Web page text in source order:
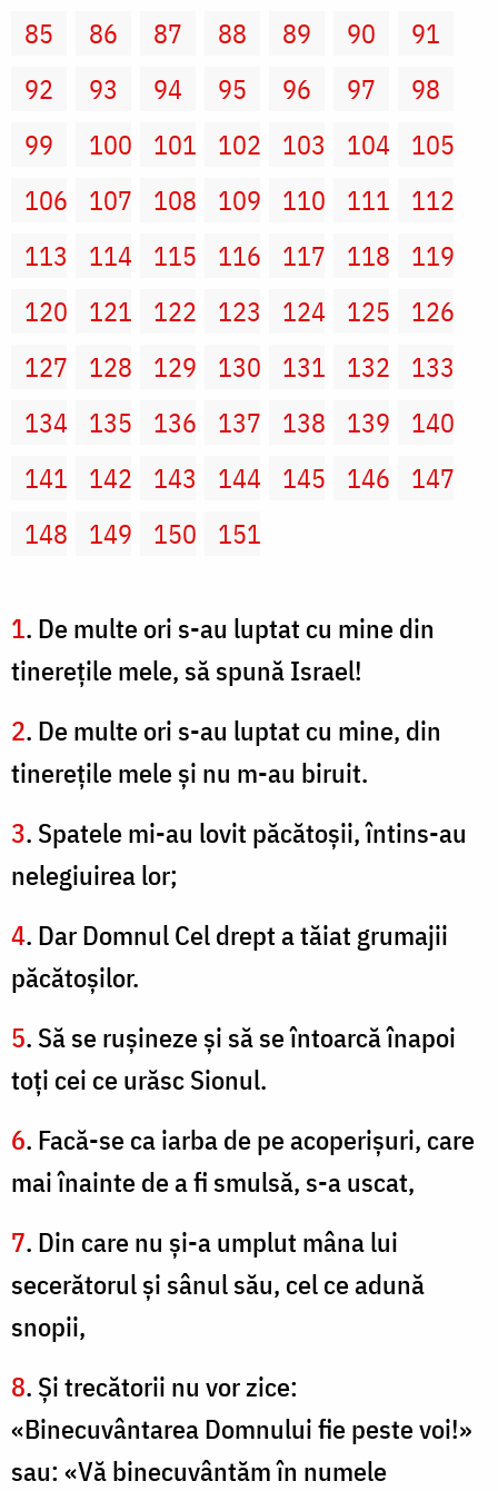
85
86 87 88 89 90
91
92
93 94 95 96 97
98
99
100 101 102 103 104
105
106
107 108 109 110 111
112
113
114 115 116 117 118
119
120
121 122 123 124 125
126
127
128 129 130 131 132
133
134
135 136 137 138 139
140
141
142 143 144 145 146
147
148
149 150 151
1. De multe ori s-au luptat cu mine din
tinereţile mele, să spună Israel!
2. De multe ori s-au luptat cu mine, din
tinereţile mele şi nu m-au biruit.
3. Spatele mi-au lovit păcătoşii, întins-au
nelegiuirea lor;
4. Dar Domnul Cel drept a tăiat grumajii
păcătoşilor.
5. Să se ruşineze şi să se întoarcă înapoi
toţi cei ce urăsc Sionul.
6. Facă-se ca iarba de pe acoperişuri, care
mai înainte de a fi smulsă, s-a uscat,
7. Din care nu şi-a umplut mâna lui
secerătorul şi sânul său, cel ce adună
snopii,
8. Şi trecătorii nu vor zice:
«Binecuvântarea Domnului fie peste voi!»
sau: «Vă binecuvântăm în numele